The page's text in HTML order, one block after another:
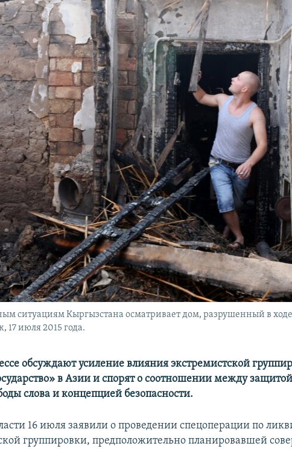
ситуациям Кыргызстана осматривает дом, разрушенный в
17 июля 2015 года.
обсуждают усиление влияния экстремистской
в Азии и спорят о соотношении между защитой
слова и концепцией безопасности.
16 июля заявили о проведении спецоперации по
группировки, предположительно планировавшей